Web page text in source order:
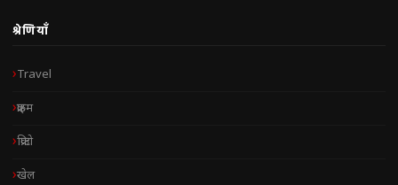
श्रेणियाँ
Travel
क्राइम
क्रिप्टो
खेल